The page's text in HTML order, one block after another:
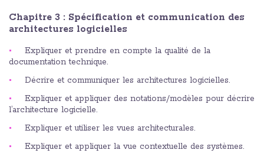
Chapitre 3 : Spécification et communication des
architectures logicielles
Expliquer et prendre en compte la qualité de la
documentation technique.
Décrire et communiquer les architectures logicielles.
Expliquer et appliquer des notations/modèles pour décrire
l’architecture logicielle.
Expliquer et utiliser les vues architecturales.
Expliquer et appliquer la vue contextuelle des systèmes.